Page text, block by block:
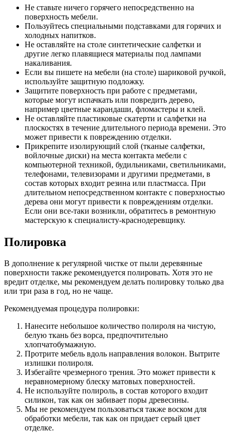
Не ставьте ничего горячего непосредственно на
поверхность мебели.
Пользуйтесь специальными подставками для горячих и
холодных напитков.
Не оставляйте на столе синтетические салфетки и
другие легко плавящиеся материалы под лампами
накаливания.
Если вы пишете на мебели (на столе) шариковой ручкой,
используйте защитную подложку.
Защитите поверхность при работе с предметами,
которые могут испачкать или повредить дерево,
например цветные карандаши, фломастеры и клей.
Не оставляйте пластиковые скатерти и салфетки на
плоскостях в течение длительного периода времени. Это
может привести к повреждению отделки.
Прикрепите изолирующий слой (тканые салфетки,
войлочные диски) на места контакта мебели с
компьютерной техникой, будильниками, светильниками,
телефонами, телевизорами и другими предметами, в
состав которых входит резина или пластмасса. При
длительном непосредственном контакте с поверхностью
дерева они могут привести к повреждениям отделки.
Если они все-таки возникли, обратитесь в ремонтную
мастерскую к специалисту-краснодеревщику.
Полировка
В дополнение к регулярной чистке от пыли деревянные
поверхности также рекомендуется полировать. Хотя это не
вредит отделке, мы рекомендуем делать полировку только два
или три раза в год, но не чаще.
Рекомендуемая процедура полировки:
Нанесите небольшое количество полироля на чистую,
белую ткань без ворса, предпочтительно
хлопчатобумажную.
Протрите мебель вдоль направления волокон. Вытрите
излишки полироля.
Избегайте чрезмерного трения. Это может привести к
неравномерному блеску матовых поверхностей.
Не используйте полироль, в состав которого входит
силикон, так как он забивает поры древесины.
Мы не рекомендуем пользоваться также воском для
обработки мебели, так как он придает серый цвет
отделке.